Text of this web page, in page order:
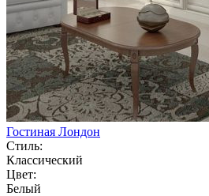
Гостиная Лондон
Стиль:
Классический
Цвет:
Белый